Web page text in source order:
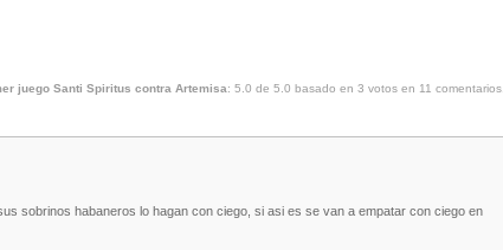
juego Santi Spiritus contra Artemisa: 5.0 de 5.0 basado en 3 votos en 11 comentarios.
sobrinos habaneros lo hagan con ciego, si asi es se van a empatar con ciego en